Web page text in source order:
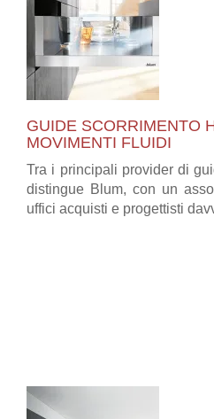
GUIDE SCORRIMENTO
MOVIMENTI FLUIDI
Tra i principali provider di
distingue Blum, con un
uffici acquisti e progettisti